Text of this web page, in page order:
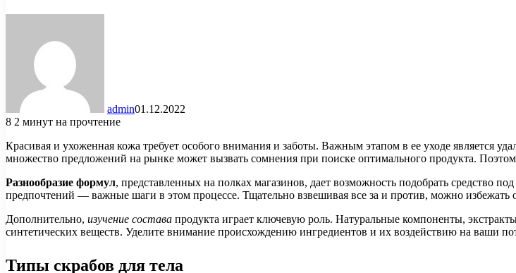
admin01.12.2022
8 2 минут на прочтение
Красивая и ухоженная кожа требует особого внимания и заботы. Важным этапом в ее уходе является
множество предложений на рынке может вызвать сомнения при поиске оптимального продукта.
Разнообразие формул, представленных на полках магазинов, дает возможность подобрать средство
предпочтений — важные шаги в этом процессе. Тщательно взвешивая все за и против, можно избежать
Дополнительно, изучение состава продукта играет ключевую роль. Натуральные компоненты,
синтетических веществ. Уделите внимание происхождению ингредиентов и их воздействию на ваши
Типы скрабов для тела